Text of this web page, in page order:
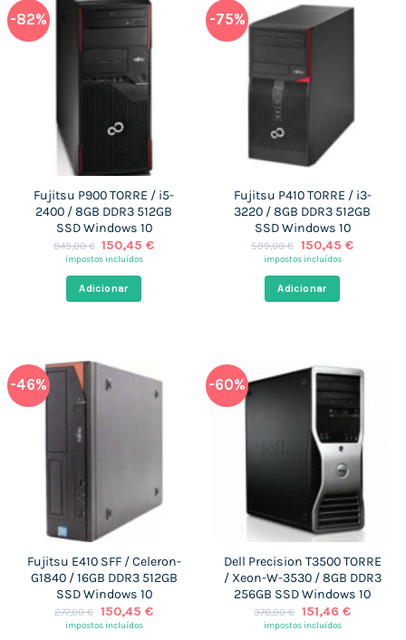
-82%
Fujitsu P900 TORRE / i5-
2400 / 8GB DDR3 512GB
SSD Windows 10
849,00€ O
preço
era:
849,00 €.
150,45€O
impostos incluídos
Adicionar
-75%
Fujitsu P410 TORRE / i3-
3220 / 8GB DDR3 512GB
SSD Windows 10
599,00€ O
preço
era:
599,00 €.
150,45 €O
impostos incluídos
Adicionar
-46%
Fujitsu E410 SFF / Celeron-
G1840 / 16GB DDR3 512GB
SSD Windows 10
277,00€ O
preço
150,45 €O
impostos incluídos
-60%
Dell Precision T3500 TORRE
/ Xeon-W-3530 / 8GB DDR3
256GB SSD Windows 10
378,00€ O
preço
151,46 €O
impostos incluídos